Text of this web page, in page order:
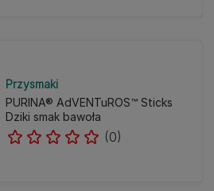
Przysmaki
PURINA® AdVENTuROS™ Sticks
Dziki smak bawoła
(0)